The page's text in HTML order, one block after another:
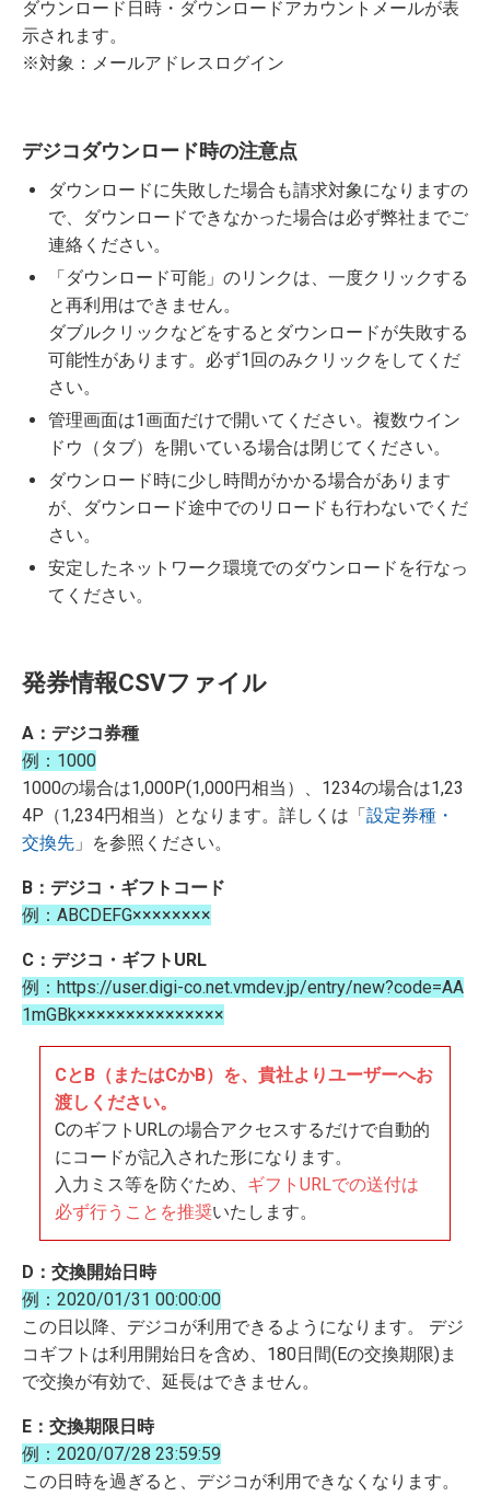
ダウンロード日時・ダウンロードアカウントメールが表
示されます。
※対象：メールアドレスログイン
デジコダウンロード時の注意点
ダウンロードに失敗した場合も請求対象になりますの
で、ダウンロードできなかった場合は必ず弊社までご
連絡ください。
「ダウンロード可能」のリンクは、一度クリックする
と再利用はできません。
ダブルクリックなどをするとダウンロードが失敗する
可能性があります。必ず1回のみクリックをしてくだ
さい。
管理画面は1画面だけで開いてください。複数ウイン
ドウ（タブ）を開いている場合は閉じてください。
ダウンロード時に少し時間がかかる場合があります
が、ダウンロード途中でのリロードも行わないでくだ
さい。
安定したネットワーク環境でのダウンロードを行なっ
てください。
発券情報CSVファイル
A：デジコ券種
例：1000
1000の場合は1,000P(1,000円相当）、1234の場合は1,23
4P（1,234円相当）となります。詳しくは「設定券種・
交換先 」を参照ください。
B：デジコ・ギフトコード
例：ABCDEFG××××××××
C：デジコ・ギフトURL
例：https://user.digi-co.net.vmdev.jp/entry/new?code=AA
1mGBk×××××××××××××××
CとB（またはCかB）を、貴社よりユーザーへお
渡しください。
CのギフトURLの場合アクセスするだけで自動的
にコードが記入された形になります。
入力ミス等を防ぐため、 ギフトURLでの送付は
必ず行うことを推奨いたします。
D：交換開始日時
例：2020/01/31 00:00:00
この日以降、デジコが利用できるようになります。 デジ
コギフトは利用開始日を含め、180日間(Eの交換期限)ま
で交換が有効で、延長はできません。
E：交換期限日時
例：2020/07/28 23:59:59
この日時を過ぎると、デジコが利用できなくなります。